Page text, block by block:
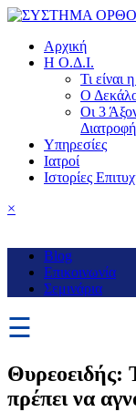
Αρχική
Η Ο.Δ.Ι.
Τι
Ο
Οι 3
Υπηρεσίες
Ιατροί
Ιστορίες
×
Blog
Επικοινωνία
Σεμινάρια
☰
Θυρεοειδής:
πρέπει να